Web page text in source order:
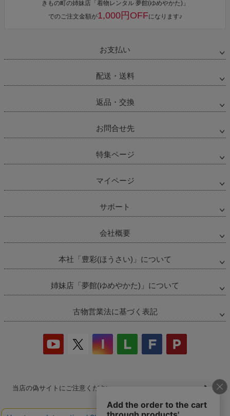
きもの町の姉妹店「着物レンタル 夢館(ゆめやかた)」
でのご注文金額が1,000円OFFになります♪
お支払い
配送・送料
返品・交換
お問合せ先
特集ページ
マイページ
サポート
会社概要
本社「豊彩(ほうさい)」について
姉妹店「夢館(ゆめやかた)」について
古物営業法に基づく表記
当店の偽サイトにご注意ください